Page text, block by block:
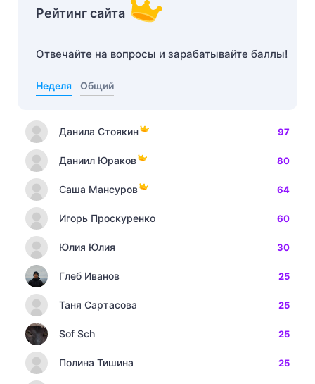
Рейтинг сайта
Отвечайте на вопросы и зарабатывайте баллы!
Неделя Общий
Данила Стоякин 97
Даниил Юраков 80
Саша Мансуров 64
Игорь Проскуренко 60
Юлия Юлия 30
Глеб Иванов 25
Таня Сартасова 25
Sof Sch 25
Полина Тишина 25